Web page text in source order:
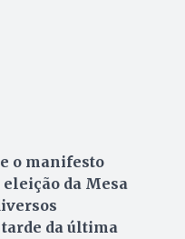
o manifesto
da Mesa
da última